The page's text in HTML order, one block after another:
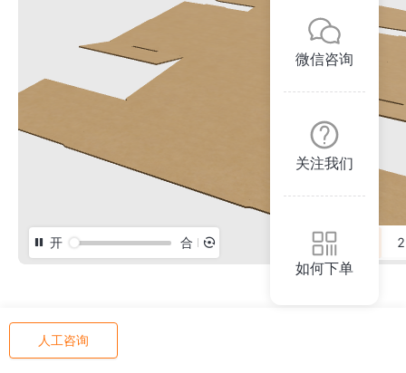
开 合
人工咨询
微信咨询
关注我们
如何下单